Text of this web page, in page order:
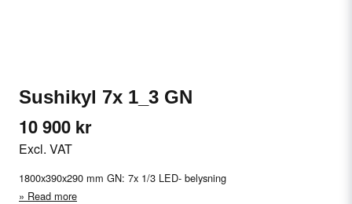
Sushikyl 7x 1_3 GN
10 900 kr
Excl. VAT
1800x390x290 mm GN: 7x 1/3 LED- belysning
Read more